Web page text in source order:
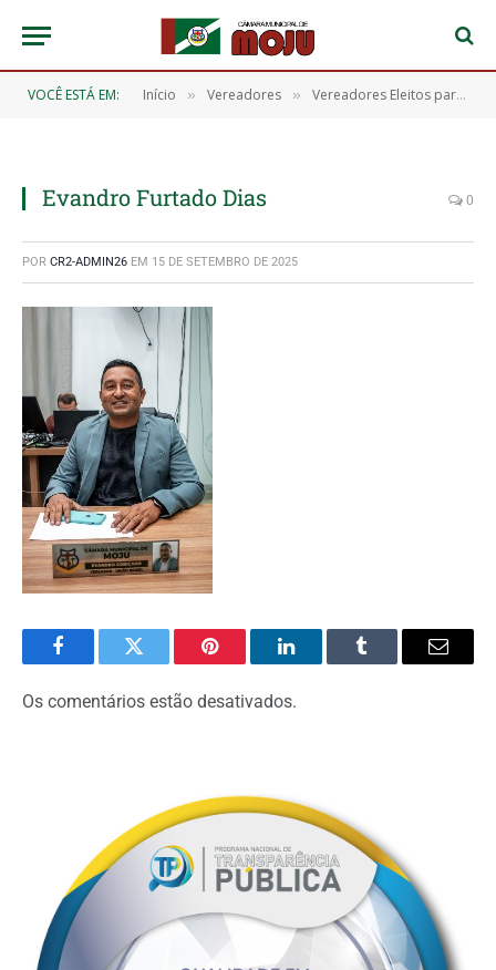
VOCÊ ESTÁ EM: Início » Vereadores » Vereadores Eleitos para o Exercício de 2025 a 2028
Evandro Furtado Dias 0
POR CR2-ADMIN26 EM 15 DE SETEMBRO DE 2025
FacebookTwitter Pinterest O
LinkedIn
Tumblr
E-
Os comentários estão desativados.